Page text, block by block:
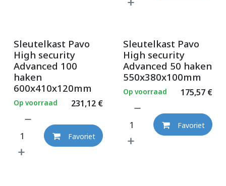
Sleutelkast Pavo
High security
Advanced 100
haken
600x410x120mm
231,12€
Op voorraad
Favoriet
Sleutelkast Pavo
High security
Advanced 50 haken
550x380x100mm
175,57€
Op voorraad
Favoriet